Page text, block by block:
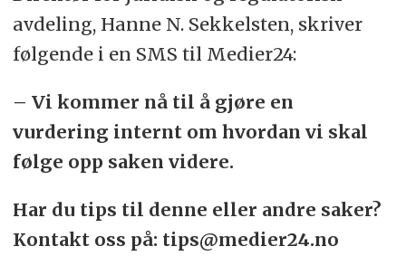
avdeling, Hanne N. Sekkelsten, skriver
følgende i en SMS til Medier24:
– Vi kommer nå til å gjøre en
vurdering internt om hvordan vi skal
følge opp saken videre.
Har du tips til denne eller andre saker?
Kontakt oss på: tips@medier24.no